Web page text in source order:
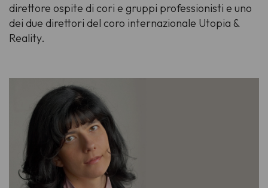
direttore ospite di cori e gruppi professionisti e uno
dei due direttori del coro internazionale Utopia &
Reality.